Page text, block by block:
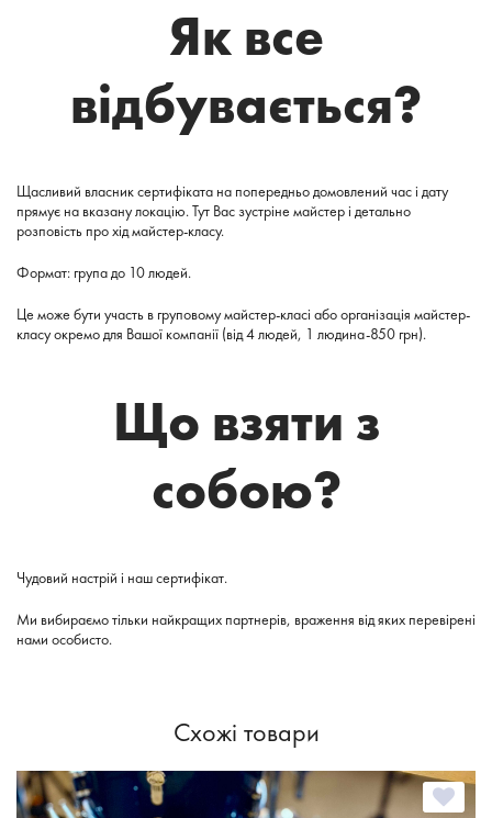
Як все
відбувається?
Щасливий власник сертифіката на попередньо домовлений час і дату
прямує на вказану локацію. Тут Вас зустріне майстер і детально
розповість про хід майстер-класу.
Формат: група до 10 людей.
Це може бути участь в груповому майстер-класі або організація майстер-
класу окремо для Вашої компанії (від 4 людей, 1 людина-850 грн).
Що взяти з
собою?
Чудовий настрій і наш сертифікат.
Ми вибираємо тільки найкращих партнерів, враження від яких перевірені
нами особисто.
Схожі товари